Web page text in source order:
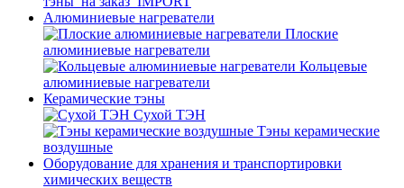
Алюминиевые нагреватели
Плоские
алюминиевые нагреватели
Кольцевые
алюминиевые нагреватели
Керамические тэны
Сухой ТЭН
Тэны керамические
воздушные
Оборудование для хранения и транспортировки
химических веществ